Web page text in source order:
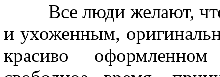
Все люди желают,
и ухоженным,
красиво